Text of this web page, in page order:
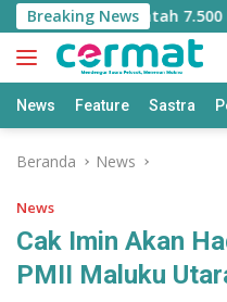
Langsung
ke
konten
Breaking News
Kehilangan Jatah 7.500
News Feature Sastra
Beranda News
News
Cak Imin Akan
PMII Maluku